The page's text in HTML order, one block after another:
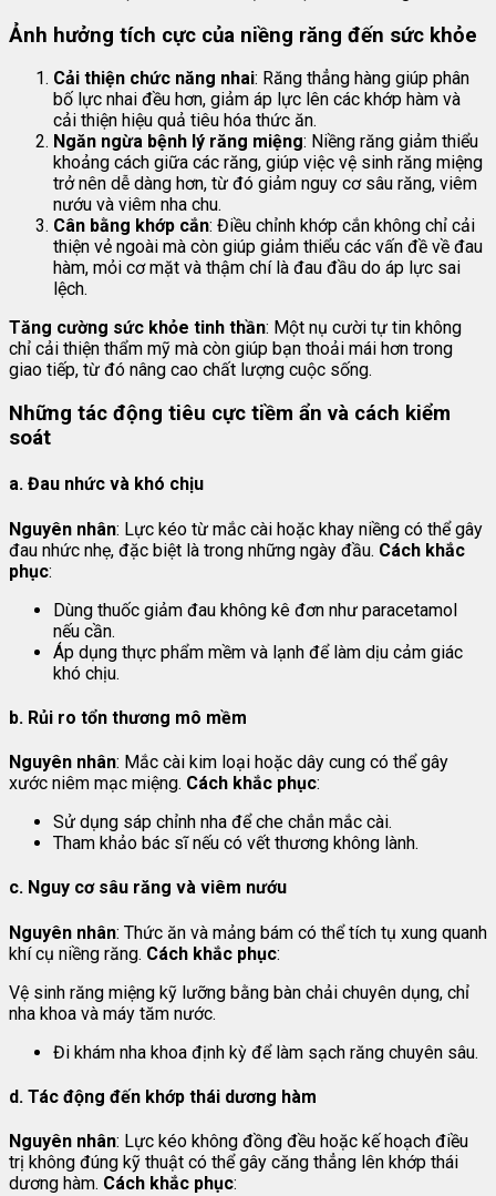
Ảnh hưởng tích cực của niềng răng đến sức khỏe
Cải thiện chức năng nhai: Răng thẳng hàng giúp phân
bố lực nhai đều hơn, giảm áp lực lên các khớp hàm và
cải thiện hiệu quả tiêu hóa thức ăn.
Ngăn ngừa bệnh lý răng miệng: Niềng răng giảm thiểu
khoảng cách giữa các răng, giúp việc vệ sinh răng miệng
trở nên dễ dàng hơn, từ đó giảm nguy cơ sâu răng, viêm
nướu và viêm nha chu.
Cân bằng khớp cắn: Điều chỉnh khớp cắn không chỉ cải
thiện vẻ ngoài mà còn giúp giảm thiểu các vấn đề về đau
hàm, mỏi cơ mặt và thậm chí là đau đầu do áp lực sai
lệch.
Tăng cường sức khỏe tinh thần: Một nụ cười tự tin không
chỉ cải thiện thẩm mỹ mà còn giúp bạn thoải mái hơn trong
giao tiếp, từ đó nâng cao chất lượng cuộc sống.
Những tác động tiêu cực tiềm ẩn và cách kiểm
soát
a. Đau nhức và khó chịu
Nguyên nhân: Lực kéo từ mắc cài hoặc khay niềng có thể gây
đau nhức nhẹ, đặc biệt là trong những ngày đầu. Cách khắc
phục:
Dùng thuốc giảm đau không kê đơn như paracetamol
nếu cần.
Áp dụng thực phẩm mềm và lạnh để làm dịu cảm giác
khó chịu.
b. Rủi ro tổn thương mô mềm
Nguyên nhân: Mắc cài kim loại hoặc dây cung có thể gây
xước niêm mạc miệng. Cách khắc phục:
Sử dụng sáp chỉnh nha để che chắn mắc cài.
Tham khảo bác sĩ nếu có vết thương không lành.
c. Nguy cơ sâu răng và viêm nướu
Nguyên nhân: Thức ăn và mảng bám có thể tích tụ xung quanh
khí cụ niềng răng. Cách khắc phục:
Vệ sinh răng miệng kỹ lưỡng bằng bàn chải chuyên dụng, chỉ
nha khoa và máy tăm nước.
Đi khám nha khoa định kỳ để làm sạch răng chuyên sâu.
d. Tác động đến khớp thái dương hàm
Nguyên nhân: Lực kéo không đồng đều hoặc kế hoạch điều
trị không đúng kỹ thuật có thể gây căng thẳng lên khớp thái
dương hàm. Cách khắc phục: